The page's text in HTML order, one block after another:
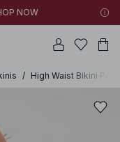
NOW
/ High Waist Bikini